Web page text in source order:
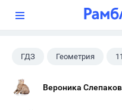
ГДЗ Геометрия
10 класс
Вероника